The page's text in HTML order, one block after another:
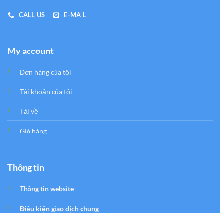
CALL US E-MAIL
My account
Đơn hàng của tôi
Tải khoản của tôi
Tải về
Giỏ hàng
Thông tin
Thông tin website
Điều kiện giao dịch chung